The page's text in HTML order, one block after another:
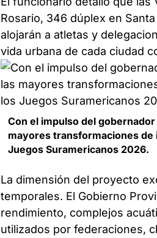
Rosario, 346 dúplex en
alojarán a atletas y
vida urbana de cada ciudad
Con el impulso del
mayores transformaciones
Juegos Suramericanos 2026.
La dimensión del proyecto
temporales. El Gobierno
rendimiento, complejos
utilizados por federaciones,